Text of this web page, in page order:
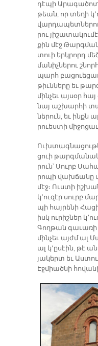
դէ­պի
թեան, որ տե­ղի
րու
քին մէջ
տուի երկ­րորդ
մա­նիչ­նե­րու
պարհ
թիւն­նե­րը եւ
մին­չեւ այ­սօր
նայ աշ­խար­հի
նե­րուն, եւ
րուես­տի
ցուի
րուն՝ Սուրբ
րո­պի վախ­ճա­նը
մէջ։ Ուս­տի
կ՚ու­զէր սուրբ
պի հայ­րե­նի
իսկ ու­րիշ­նե­ր
Գող­թան գա­ւա­ռի
մին­չեւ այժմ ալ
ալ կ՚ը­սէին, թէ
յա­կերտ եւ
Էջ­միած­նի